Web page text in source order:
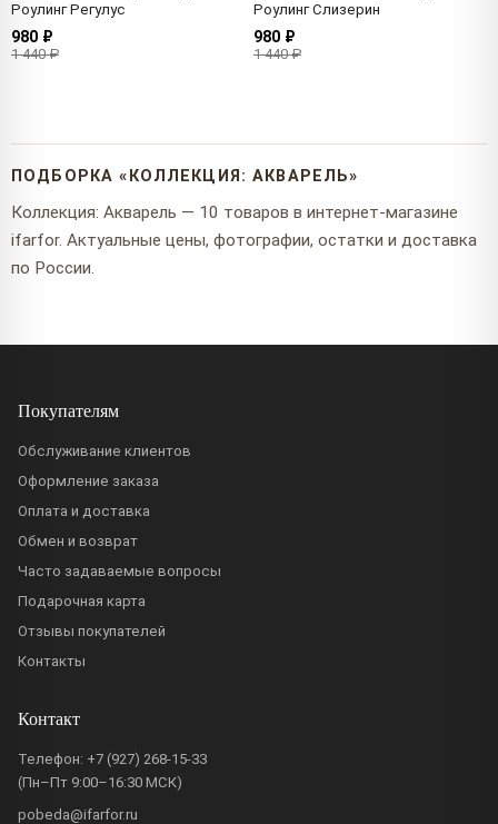
Роулинг Регулус
980 ₽
1 440 ₽
Роулинг Слизерин
980 ₽
1 440 ₽
ПОДБОРКА «КОЛЛЕКЦИЯ: АКВАРЕЛЬ»
Коллекция: Акварель — 10 товаров в интернет-магазине
ifarfor. Актуальные цены, фотографии, остатки и доставка
по России.
Покупателям
Обслуживание клиентов
Оформление заказа
Оплата и доставка
Обмен и возврат
Часто задаваемые вопросы
Подарочная карта
Отзывы покупателей
Контакты
Контакт
Телефон: +7 (927) 268-15-33
(Пн–Пт 9:00–16:30 МСК)
pobeda@ifarfor.ru